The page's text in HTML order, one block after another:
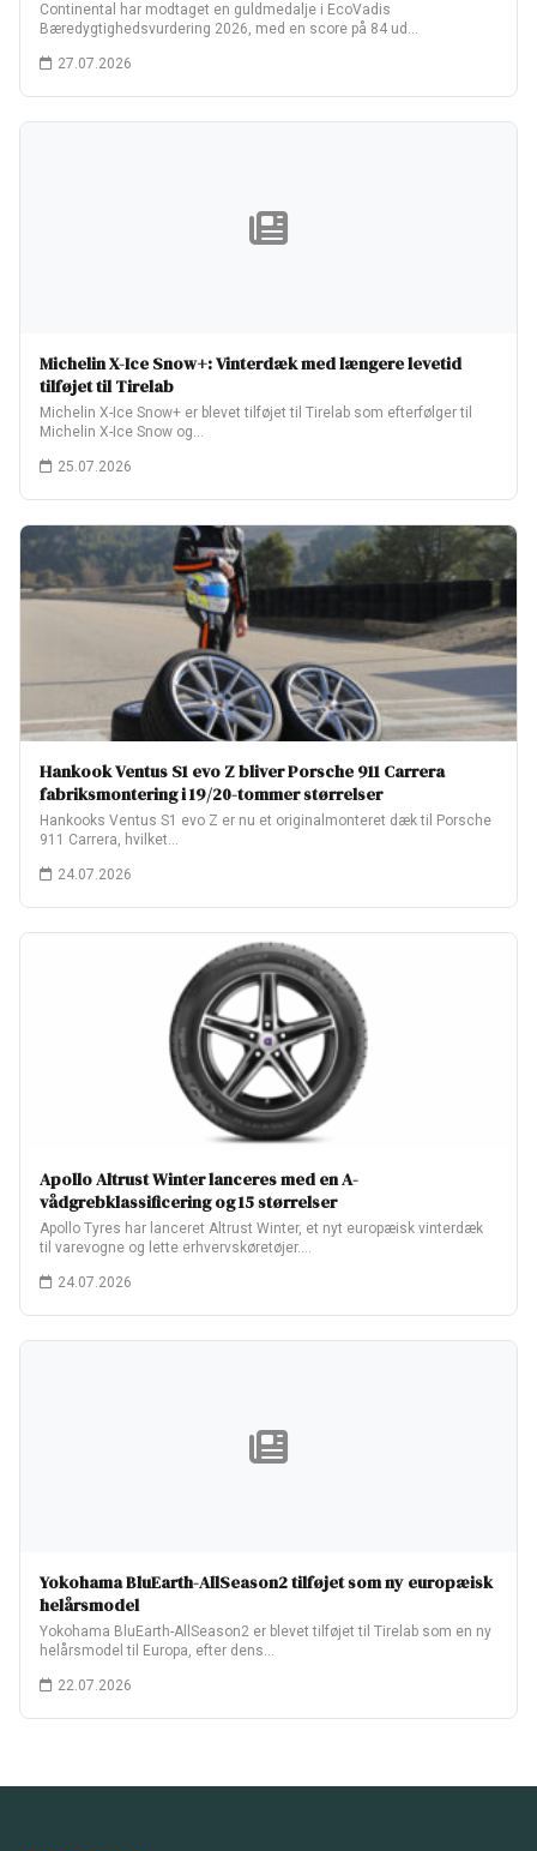
Continental har modtaget en guldmedalje i EcoVadis
Bæredygtighedsvurdering 2026, med en score på 84 ud…
27.07.2026
Michelin X-Ice Snow+: Vinterdæk med længere levetid
tilføjet til Tirelab
Michelin X-Ice Snow+ er blevet tilføjet til Tirelab som efterfølger til
Michelin X-Ice Snow og…
25.07.2026
Hankook Ventus S1 evo Z bliver Porsche 911 Carrera
fabriksmontering i 19/20-tommer størrelser
Hankooks Ventus S1 evo Z er nu et originalmonteret dæk til Porsche
911 Carrera, hvilket…
24.07.2026
Apollo Altrust Winter lanceres med en A-
vådgrebklassificering og 15 størrelser
Apollo Tyres har lanceret Altrust Winter, et nyt europæisk vinterdæk
til varevogne og lette erhvervskøretøjer.…
24.07.2026
Yokohama BluEarth-AllSeason2 tilføjet som ny europæisk
helårsmodel
Yokohama BluEarth-AllSeason2 er blevet tilføjet til Tirelab som en ny
helårsmodel til Europa, efter dens…
22.07.2026